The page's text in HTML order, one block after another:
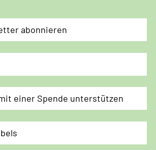
abonnieren
einer Spende unterstützen